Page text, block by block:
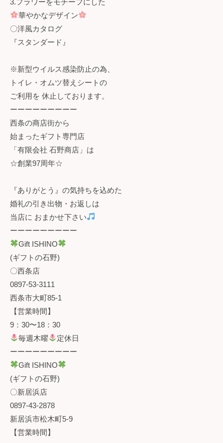
華やかなデザイン
〇洋風カタログ
『スタンダード』
※新型ウイルス感染防止の為、
トイレ・オムツ替えシートの
ご利用を 休止しております。
ーーーーーーーーー
西条の商店街から
始まったギフト専門店
「有限会社 石野商店」は
☆創業97周年☆
『ありがとう』の気持ちを込めた
婚礼の引き出物・お返しは
当店に おまかせ下さい
ーーーーーーーーー
Gift ISHINO
(ギフトの石野)
〇西条店
0897-53-3111
西条市大町85-1
【営業時間】
9：30〜18：30
毎週木曜
定休日
ーーーーーーーーー
Gift ISHINO
(ギフトの石野)
〇新居浜店
0897-43-2878
新居浜市松木町5-9
【営業時間】